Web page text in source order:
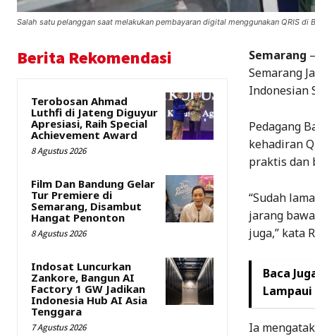
Salah satu pelanggan saat melakukan pembayaran digital menggunakan QRIS di
Berita Rekomendasi
Terobosan Ahmad
Luthfi di Jateng Diguyur
Apresiasi, Raih Special
Achievement Award
8 Agustus 2026
Film Dan Bandung Gelar
Tur Premiere di
Semarang, Disambut
Hangat Penonton
8 Agustus 2026
Indosat Luncurkan
Zankore, Bangun AI
Factory 1 GW Jadikan
Indonesia Hub AI Asia
Tenggara
7 Agustus 2026
Semarang
Semarang
Indonesian
Pedagang
kehadiran
praktis dan
“Sudah
jarang
juga,” kata
Baca
Ia